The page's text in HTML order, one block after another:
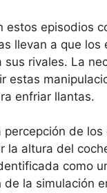
episodios
llevan a que los
rivales. La
estas
enfriar llantas.
de
altura del
como
la simulación